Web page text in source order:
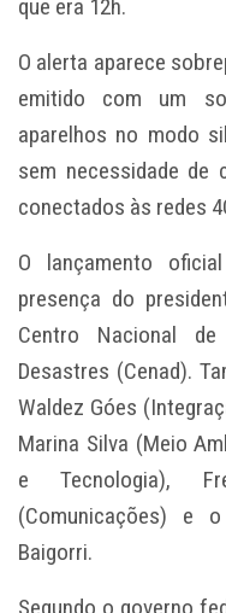
que era 12h.
O alerta aparece
emitido com um
aparelhos no modo
sem necessidade de
conectados às redes
O lançamento
presença do
Centro Nacional
Desastres (Cenad).
Waldez Góes
Marina Silva (Meio
e Tecnologia),
(Comunicações) e
Baigorri.